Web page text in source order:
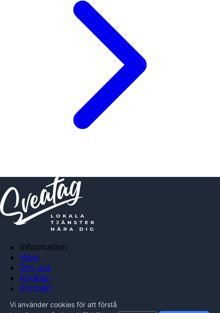
Information
Hem
Om oss
Artiklar
Kontakt
Integritetspolicy
Vi använder cookies för att förstå